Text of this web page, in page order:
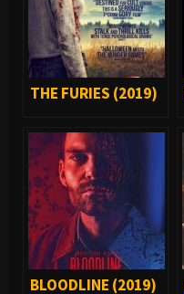
THE FURIES (2019)
BLOODLINE (2019)